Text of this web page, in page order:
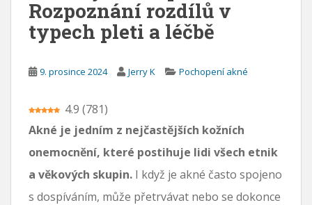
Rozpoznání rozdílů v
typech pleti a léčbě
9. prosince 2024 Jerry K Pochopení akné
4.9 (781)
Akné je jedním z nejčastějších kožních
onemocnění, které postihuje lidi všech etnik
a věkových skupin. I když je akné často spojeno
s dospíváním, může přetrvávat nebo se dokonce